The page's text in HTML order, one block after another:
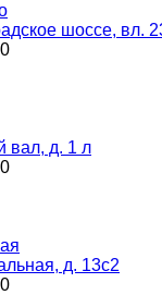
шоссе, вл.
вал, д. 1 л
д. 13с2